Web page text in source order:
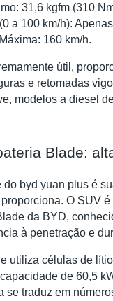
31,6 kgfm (310
a 100 km/h):
160 km/h.
útil,
e retomadas
modelos a diesel
Blade:
do byd yuan plus é
O SUV
da BYD,
à penetração e
utiliza células de
de 60,5
se traduz em